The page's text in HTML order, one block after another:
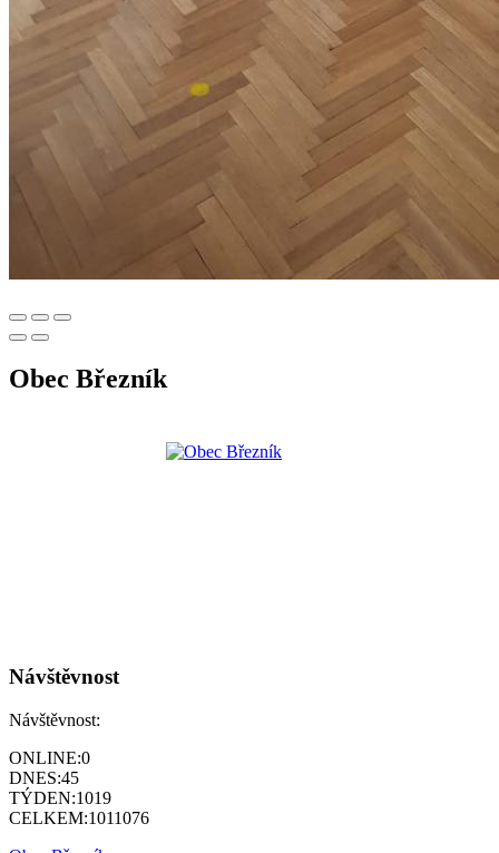
Obec Březník
Návštěvnost
Návštěvnost:
ONLINE:0
DNES:45
TÝDEN:1019
CELKEM:1011076